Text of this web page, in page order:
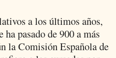
a los últimos años,
pasado de 900 a más
la Comisión Española de